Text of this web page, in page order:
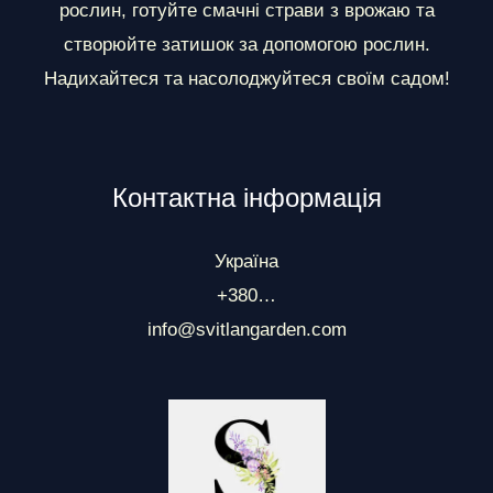
рослин, готуйте смачні страви з врожаю та
створюйте затишок за допомогою рослин.
Надихайтеся та насолоджуйтеся своїм садом!
Контактна інформація
Україна
+380…
info@svitlangarden.com